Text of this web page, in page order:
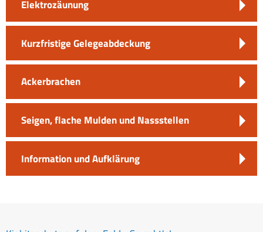
Elektrozäunung
Kurzfristige Gelegeabdeckung
Ackerbrachen
Seigen, flache Mulden und Nassstellen
Information und Aufklärung